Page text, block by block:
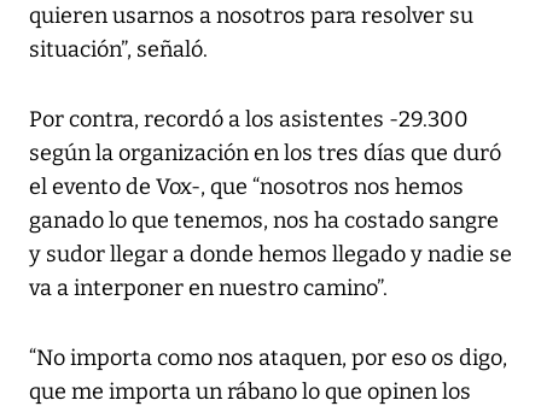
quieren usarnos a nosotros para resolver su
situación”, señaló.
Por contra, recordó a los asistentes -29.300
según la organización en los tres días que duró
el evento de Vox-, que “nosotros nos hemos
ganado lo que tenemos, nos ha costado sangre
y sudor llegar a donde hemos llegado y nadie se
va a interponer en nuestro camino”.
“No importa como nos ataquen, por eso os digo,
que me importa un rábano lo que opinen los